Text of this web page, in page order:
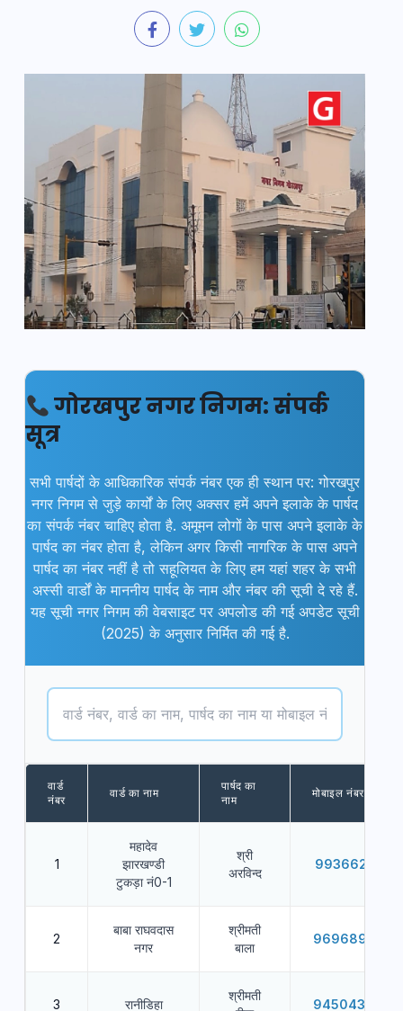
गोरखपुर नगर निगम: संपर्क
सूत्र
सभी पार्षदों के आधिकारिक संपर्क नंबर एक ही स्थान पर: गोरखपुर
नगर निगम से जुड़े कार्यों के लिए अक्सर हमें अपने इलाके के पार्षद
का संपर्क नंबर चाहिए होता है. अमूमन लोगों के पास अपने इलाके के
पार्षद का नंबर होता है, लेकिन अगर किसी नागरिक के पास अपने
पार्षद का नंबर नहीं है तो सहूलियत के लिए हम यहां शहर के सभी
अस्सी वार्डों के माननीय पार्षद के नाम और नंबर की सूची दे रहे हैं.
यह सूची नगर निगम की वेबसाइट पर अपलोड की गई अपडेट सूची
(2025) के अनुसार निर्मित की गई है.
वार्ड
नंबर
वार्ड का नाम
पार्षद का
नाम
मोबाइल नंबर
1
महादेव
झारखण्डी
टुकड़ा नं0-1
श्री
अरविन्द
9936625525
2
बाबा राघवदास
नगर
श्रीमती
बाला
9696892927
3 रानीडिहा
श्रीमती
9450439630